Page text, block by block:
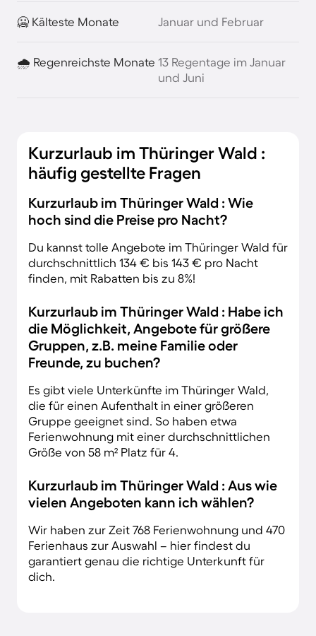
🥶 Kälteste Monate Januar und Februar
🌧️ Regenreichste Monate 13 Regentage im Januar
und Juni
Kurzurlaub im Thüringer Wald :
häufig gestellte Fragen
Kurzurlaub im Thüringer Wald : Wie
hoch sind die Preise pro Nacht?
Du kannst tolle Angebote im Thüringer Wald für
durchschnittlich 134 € bis 143 € pro Nacht
finden, mit Rabatten bis zu 8%!
Kurzurlaub im Thüringer Wald : Habe ich
die Möglichkeit, Angebote für größere
Gruppen, z.B. meine Familie oder
Freunde, zu buchen?
Es gibt viele Unterkünfte im Thüringer Wald,
die für einen Aufenthalt in einer größeren
Gruppe geeignet sind. So haben etwa
Ferienwohnung mit einer durchschnittlichen
Größe von 58 m² Platz für 4.
Kurzurlaub im Thüringer Wald : Aus wie
vielen Angeboten kann ich wählen?
Wir haben zur Zeit 768 Ferienwohnung und 470
Ferienhaus zur Auswahl – hier findest du
garantiert genau die richtige Unterkunft für
dich.